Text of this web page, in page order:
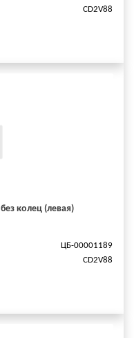
CD2V88
колец (левая)
ЦБ-00001189
CD2V88